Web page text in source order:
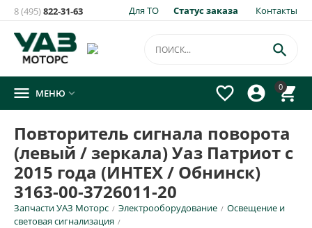
Для ТО Статус заказа Контакты
8 (495)822-31-63
0




 МЕНЮ 
Повторитель сигнала поворота
(левый / зеркала) Уаз Патриот с
2015 года (ИНТЕХ / Обнинск)
3163-00-3726011-20
Запчасти УАЗ Моторс / Электрооборудование / Освещение и
световая сигнализация /